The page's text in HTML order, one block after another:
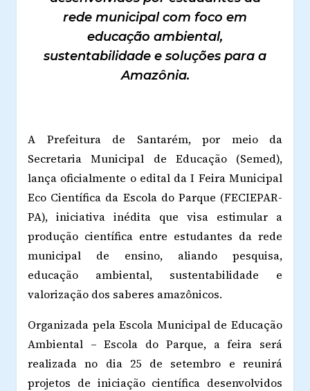
rede municipal com foco em
educação ambiental,
sustentabilidade e soluções para a
Amazônia.
A Prefeitura de Santarém, por meio da
Secretaria Municipal de Educação (Semed),
lança oficialmente o edital da I Feira Municipal
Eco Científica da Escola do Parque (FECIEPAR-
PA), iniciativa inédita que visa estimular a
produção científica entre estudantes da rede
municipal de ensino, aliando pesquisa,
educação ambiental, sustentabilidade e
valorização dos saberes amazônicos.
Organizada pela Escola Municipal de Educação
Ambiental – Escola do Parque, a feira será
realizada no dia 25 de setembro e reunirá
projetos de iniciação científica desenvolvidos